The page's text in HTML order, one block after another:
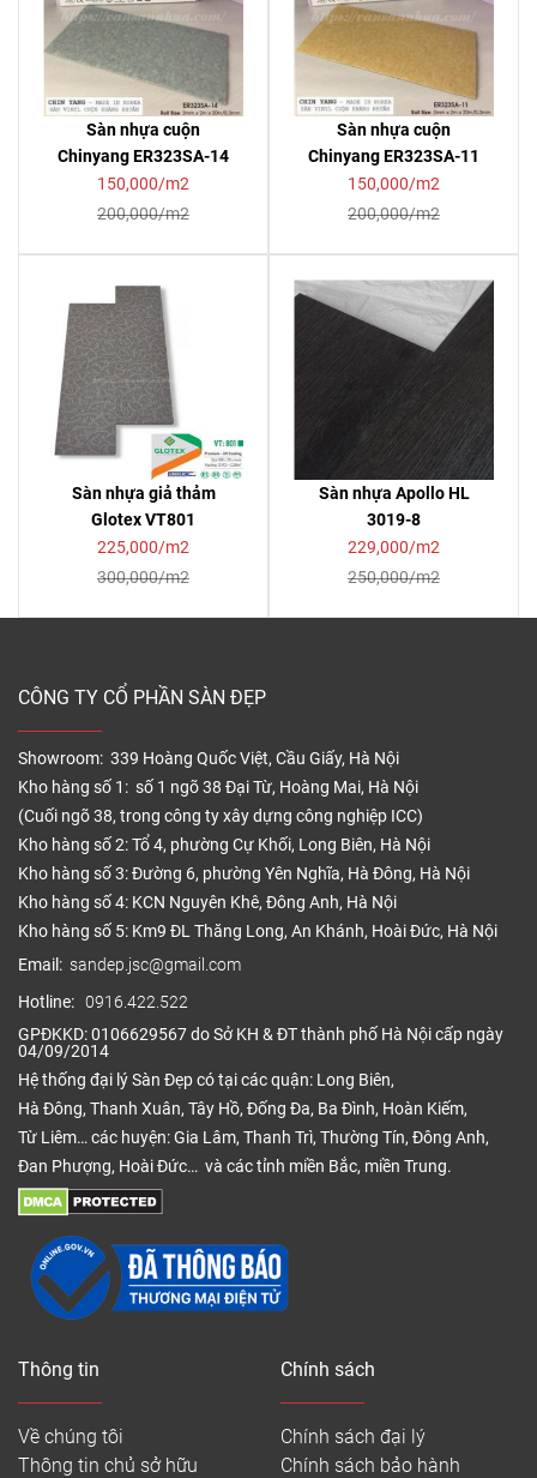
Sàn nhựa cuộn
Chinyang ER323SA-14
150,000/m2
200,000/m2
Sàn nhựa cuộn
Chinyang ER323SA-11
150,000/m2
200,000/m2
Sàn nhựa giả thảm
Glotex VT801
225,000/m2
300,000/m2
Sàn nhựa Apollo HL
3019-8
229,000/m2
250,000/m2
CÔNG TY CỔ PHẦN SÀN ĐẸP
Showroom: 339 Hoàng Quốc Việt, Cầu Giấy, Hà Nội
Kho hàng số 1: số 1 ngõ 38 Đại Từ, Hoàng Mai, Hà Nội
(Cuối ngõ 38, trong công ty xây dựng công nghiệp ICC)
Kho hàng số 2: Tổ 4, phường Cự Khối, Long Biên, Hà Nội
Kho hàng số 3: Đường 6, phường Yên Nghĩa, Hà Đông, Hà Nội
Kho hàng số 4: KCN Nguyên Khê, Đông Anh, Hà Nội
Kho hàng số 5: Km9 ĐL Thăng Long, An Khánh, Hoài Đức, Hà Nội
Email: sandep.jsc@gmail.com
Hotline: 0916.422.522
GPĐKKD: 0106629567 do Sở KH & ĐT thành phố Hà Nội cấp ngày
04/09/2014
Hệ thống đại lý Sàn Đẹp có tại các quận: Long Biên,
Hà Đông, Thanh Xuân, Tây Hồ, Đống Đa, Ba Đình, Hoàn Kiếm,
Từ Liêm… các huyện: Gia Lâm, Thanh Trì, Thường Tín, Đông Anh,
Đan Phượng, Hoài Đức… và các tỉnh miền Bắc, miền Trung.
Thông tin
Về chúng tôi
Thông tin chủ sở hữu
Chính sách
Chính sách đại lý
Chính sách bảo hành